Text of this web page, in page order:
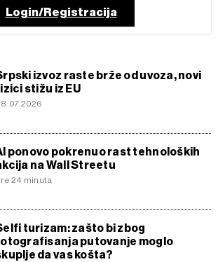
Login/Registracija
izvoz raste brže od uvoza, novi
stižu iz EU
ponovo pokrenuo rast tehnoloških
na Wall Streetu
24 minuta
turizam: zašto bi zbog
putovanje moglo
da vas košta?